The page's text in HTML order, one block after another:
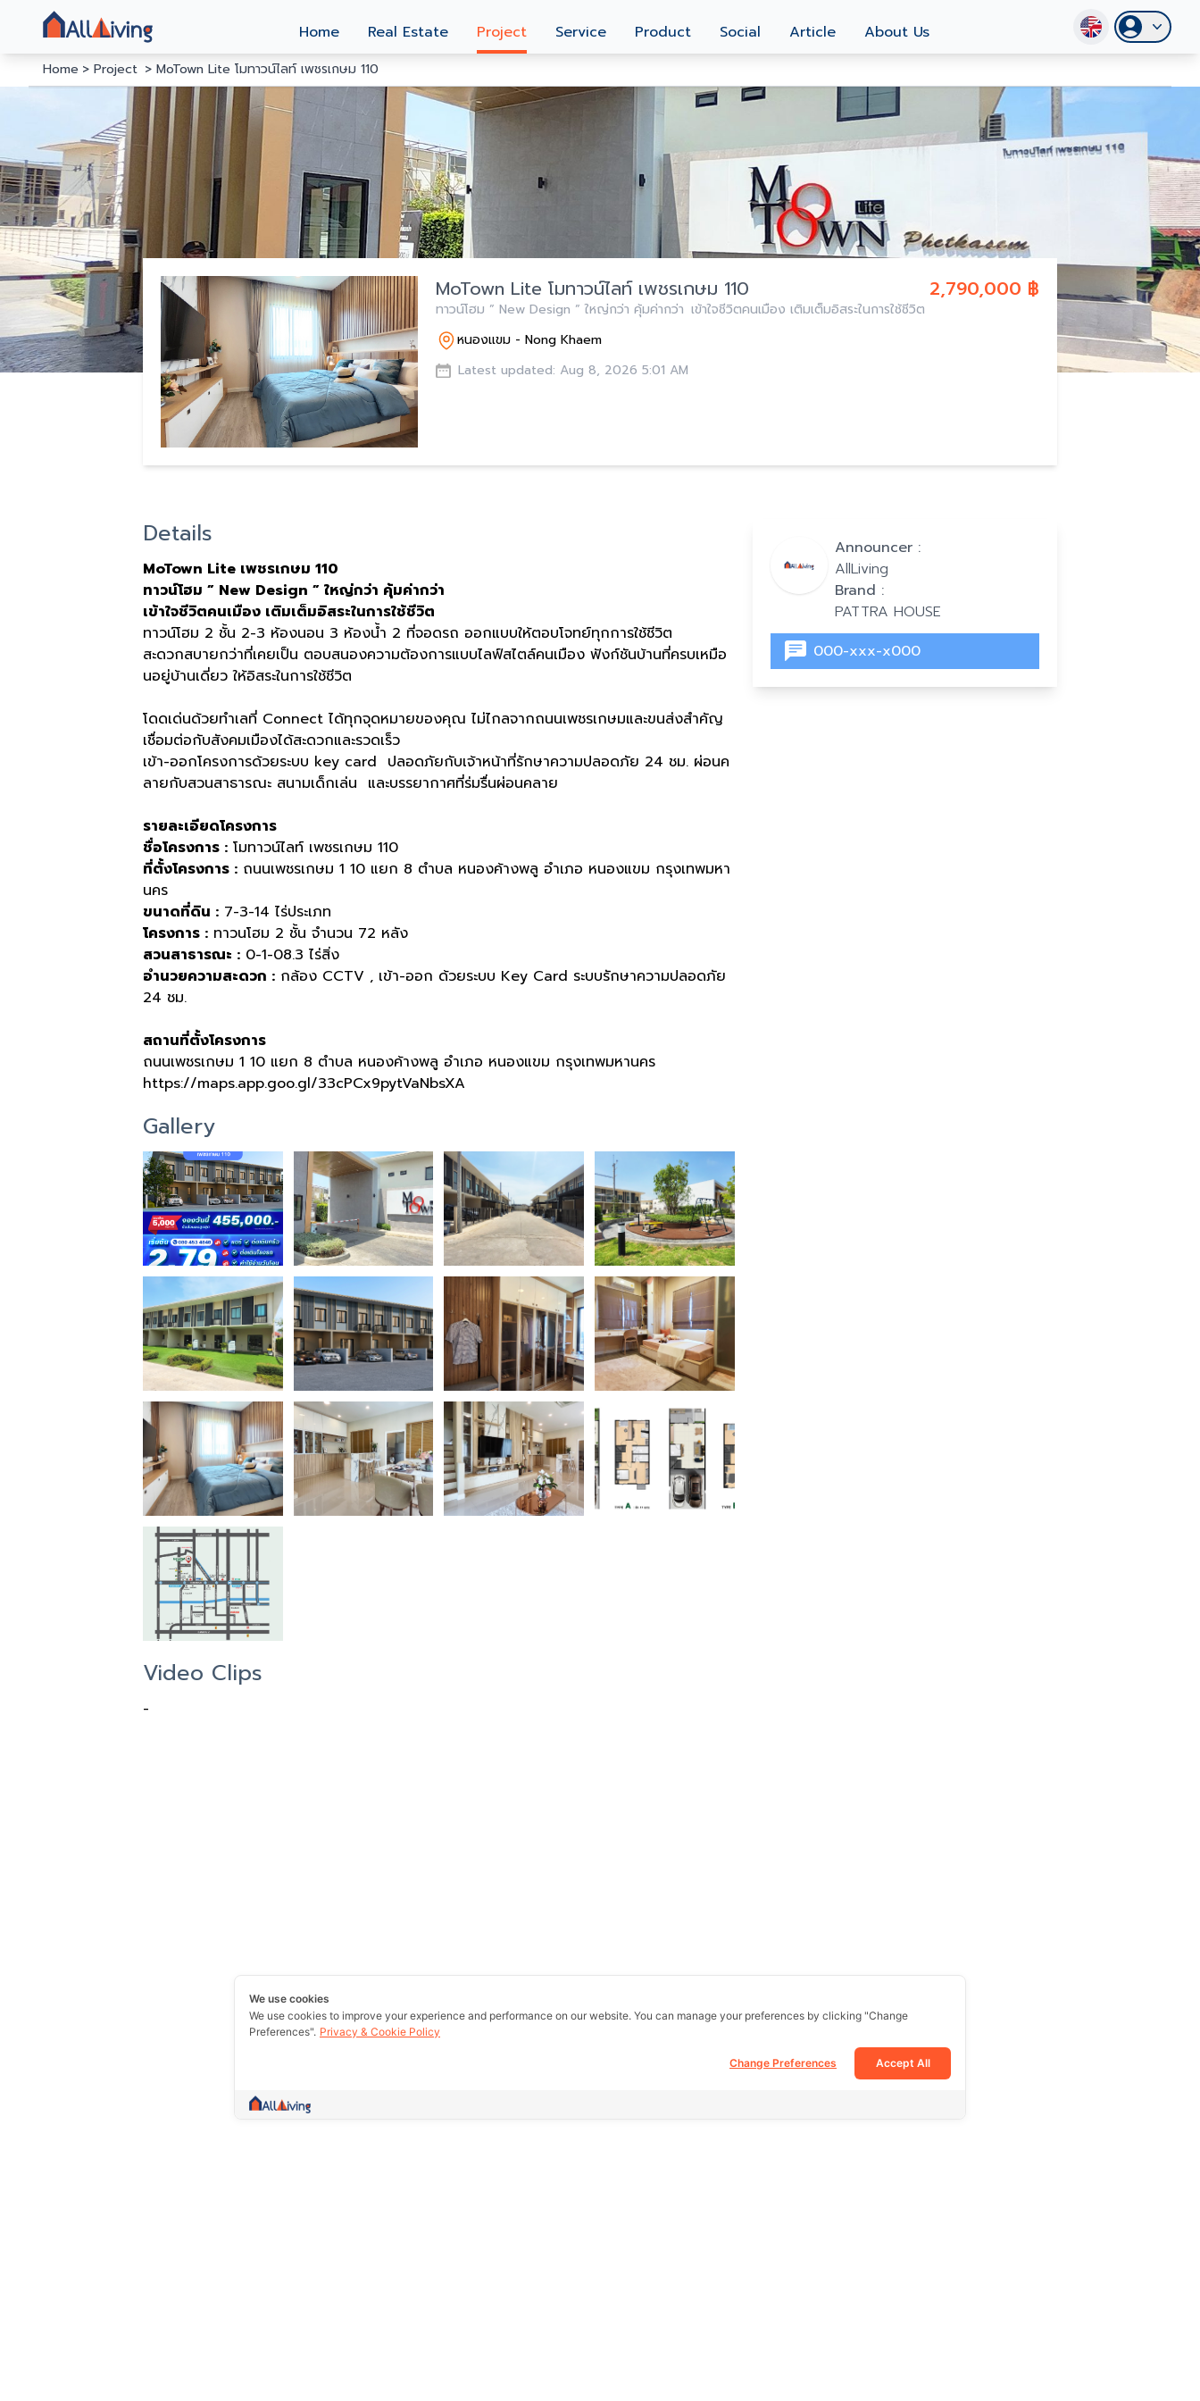
Home Real Estate Project Service Product Social Article About Us
Home Project MoTown Lite โมทาวน์ไลท์ เพชรเกษม 110
2,790,000 ฿
MoTown Lite โมทาวน์ไลท์ เพชรเกษม 110
ทาวน์โฮม ” New Design ” ใหญ่กว่า คุ้มค่ากว่า เข้าใจชีวิตคนเมือง เติมเต็มอิสระในการใช้ชีวิต
หนองแขม - Nong Khaem
Latest updated: Aug 8, 2026 5:01 AM
Details
MoTown Lite เพชรเกษม 110
ทาวน์โฮม ” New Design ” ใหญ่กว่า คุ้มค่ากว่า
เข้าใจชีวิตคนเมือง เติมเต็มอิสระในการใช้ชีวิต
ทาวน์โฮม 2 ชั้น 2-3 ห้องนอน 3 ห้องน้ำ 2 ที่จอดรถ ออกแบบให้ตอบโจทย์ทุกการใช้ชีวิต
สะดวกสบายกว่าที่เคยเป็น ตอบสนองความต้องการแบบไลฟ์สไตล์คนเมือง ฟังก์ชันบ้านที่ครบเหมือ
นอยู่บ้านเดี่ยว ให้อิสระในการใช้ชีวิต
โดดเด่นด้วยทำเลที่ Connect ได้ทุกจุดหมายของคุณ ไม่ไกลจากถนนเพชรเกษมและขนส่งสำคัญ
เชื่อมต่อกับสังคมเมืองได้สะดวกและรวดเร็ว
เข้า-ออกโครงการด้วยระบบ key card ปลอดภัยกับเจ้าหน้าที่รักษาความปลอดภัย 24 ชม. ผ่อนค
ลายกับสวนสาธารณะ สนามเด็กเล่น และบรรยากาศที่ร่มรื่นผ่อนคลาย
รายละเอียดโครงการ
ชื่อโครงการ : โมทาวน์ไลท์ เพชรเกษม 110
ที่ตั้งโครงการ : ถนนเพชรเกษม 1 10 แยก 8 ตำบล หนองค้างพลู อำเภอ หนองแขม กรุงเทพมหา
นคร
ขนาดที่ดิน : 7-3-14 ไร่ประเภท
โครงการ : ทาวนโฮม 2 ชั้น จำนวน 72 หลัง
สวนสาธารณะ : 0-1-08.3 ไร่สิ่ง
อำนวยความสะดวก : กล้อง CCTV , เข้า-ออก ด้วยระบบ Key Card ระบบรักษาความปลอดภัย
24 ชม.
สถานที่ตั้งโครงการ
ถนนเพชรเกษม 1 10 แยก 8 ตำบล หนองค้างพลู อำเภอ หนองแขม กรุงเทพมหานคร
https://maps.app.goo.gl/33cPCx9pytVaNbsXA
Gallery
Video Clips
-
Announcer :
AllLiving
Brand :
PATTRA HOUSE
000-xxx-x000
We use cookies
We use cookies to improve your experience and performance on our website. You can manage your preferences by clicking "Change
Preferences". Privacy & Cookie Policy
Accept All
Change Preferences